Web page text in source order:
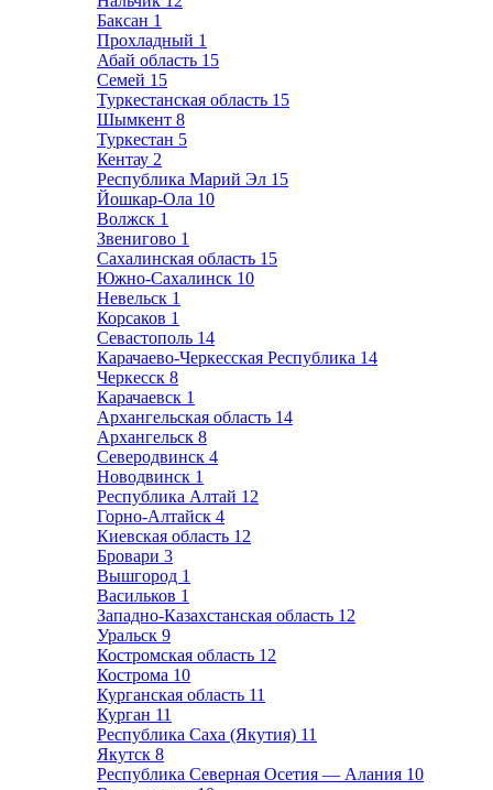
Баксан 1
Прохладный 1
Абай область 15
Семей 15
Туркестанская область 15
Шымкент 8
Туркестан 5
Кентау 2
Республика Марий Эл 15
Йошкар-Ола 10
Волжск 1
Звенигово 1
Сахалинская область 15
Южно-Сахалинск 10
Невельск 1
Корсаков 1
Севастополь 14
Карачаево-Черкесская Республика 14
Черкесск 8
Карачаевск 1
Архангельская область 14
Архангельск 8
Северодвинск 4
Новодвинск 1
Республика Алтай 12
Горно-Алтайск 4
Киевская область 12
Бровари 3
Вышгород 1
Васильков 1
Западно-Казахстанская область 12
Уральск 9
Костромская область 12
Кострома 10
Курганская область 11
Курган 11
Республика Саха (Якутия) 11
Якутск 8
Республика Северная Осетия — Алания 10